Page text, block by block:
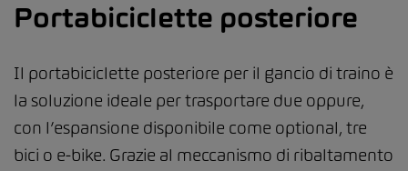
Portabiciclette posteriore
Il portabiciclette posteriore per il gancio di traino è
la soluzione ideale per trasportare due oppure,
con l’espansione disponibile come optional, tre
bici o e-bike. Grazie al meccanismo di ribaltamento